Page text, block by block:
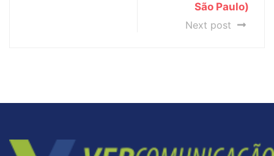
São Paulo)
Next post